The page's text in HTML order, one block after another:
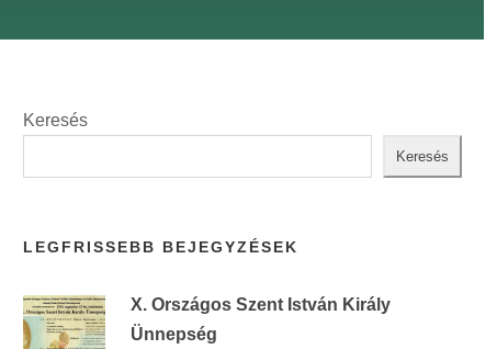
Keresés
Keresés
LEGFRISSEBB BEJEGYZÉSEK
X. Országos Szent István Király
Ünnepség